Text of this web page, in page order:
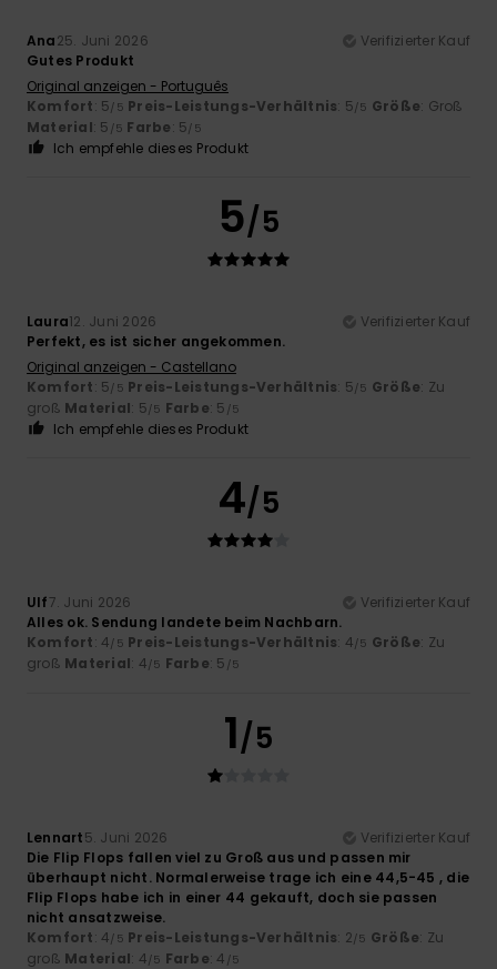
Ana25. Juni 2026
Verifizierter Kauf
Gutes Produkt
Original anzeigen - Português
Komfort: 5/5 Preis-Leistungs-Verhältnis: 5/5 Größe: Groß
Material: 5 /5 Farbe: 5/5
Ich empfehle dieses Produkt
5/5
Laura12. Juni 2026
Verifizierter Kauf
Perfekt, es ist sicher angekommen.
Original anzeigen - Castellano
Komfort: 5/5 Preis-Leistungs-Verhältnis: 5/5 Größe: Zu
groß Material: 5/5 Farbe: 5 /5
Ich empfehle dieses Produkt
4/5
Ulf7. Juni 2026
Verifizierter Kauf
Alles ok. Sendung landete beim Nachbarn.
Komfort: 4/5 Preis-Leistungs-Verhältnis: 4/5 Größe: Zu
groß Material: 4/5 Farbe: 5 /5
1/5
Lennart5. Juni 2026
Verifizierter Kauf
Die Flip Flops fallen viel zu Groß aus und passen mir
überhaupt nicht. Normalerweise trage ich eine 44,5-45 , die
Flip Flops habe ich in einer 44 gekauft, doch sie passen
nicht ansatzweise.
Komfort: 4/5 Preis-Leistungs-Verhältnis: 2/5 Größe: Zu
groß Material: 4/5 Farbe: 4 /5